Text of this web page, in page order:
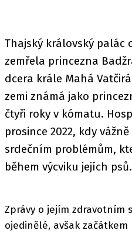
Thajský královský palác
zemřela princezna
dcera krále Mahá
zemi známá jako
čtyři roky v kómatu.
prosince 2022, kdy
srdečním problémům,
během výcviku jejích psů.
Zprávy o jejím zdravotním
ojedinělé, avšak